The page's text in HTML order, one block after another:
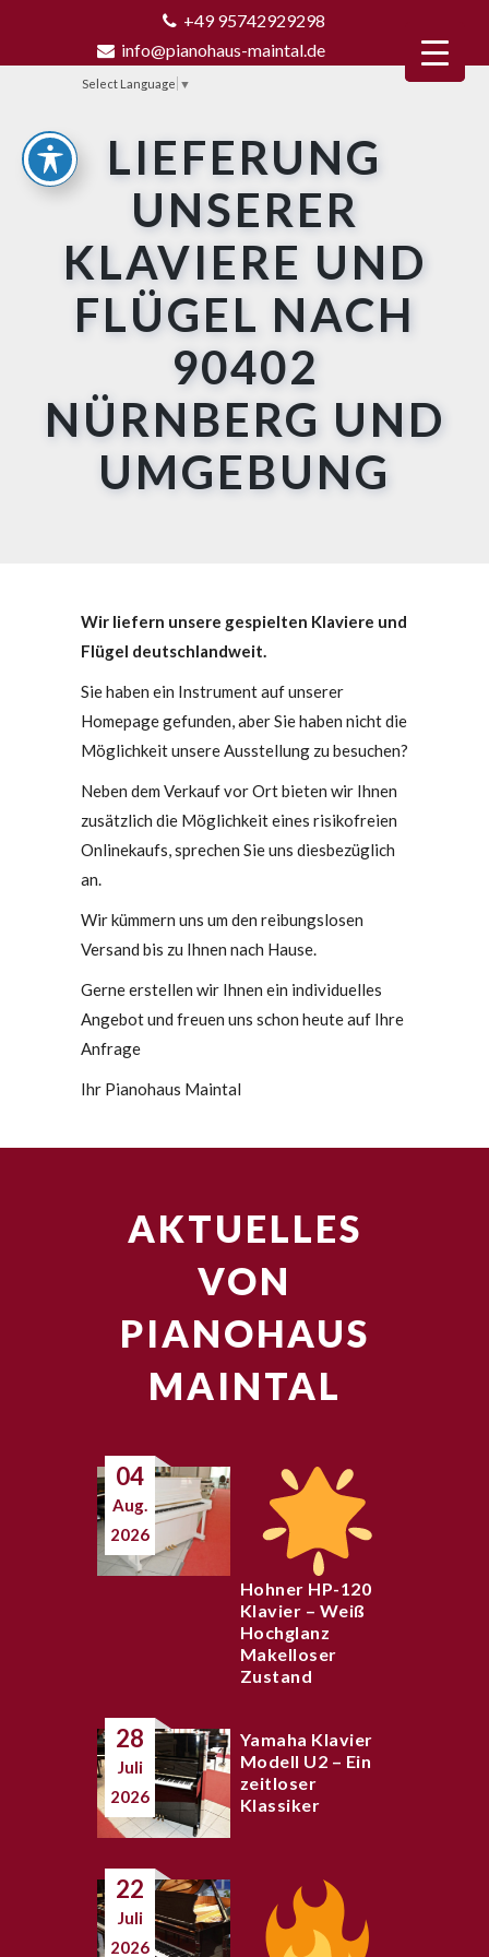
+49 95742929298
info@pianohaus-maintal.de
Select Language ▼
LIEFERUNG
UNSERER
KLAVIERE UND
FLÜGEL NACH
90402
NÜRNBERG UND
UMGEBUNG
Wir liefern unsere gespielten Klaviere und
Flügel deutschlandweit.
Sie haben ein Instrument auf unserer
Homepage gefunden, aber Sie haben nicht die
Möglichkeit unsere Ausstellung zu besuchen?
Neben dem Verkauf vor Ort bieten wir Ihnen
zusätzlich die Möglichkeit eines risikofreien
Onlinekaufs, sprechen Sie uns diesbezüglich
an.
Wir kümmern uns um den reibungslosen
Versand bis zu Ihnen nach Hause.
Gerne erstellen wir Ihnen ein individuelles
Angebot und freuen uns schon heute auf Ihre
Anfrage
Ihr Pianohaus Maintal
AKTUELLES
VON
PIANOHAUS
MAINTAL
04
Aug.
2026
Hohner HP-120
Klavier – Weiß
Hochglanz
Makelloser
Zustand
28
Juli
2026
Yamaha Klavier
Modell U2 – Ein
zeitloser
Klassiker
22
Juli
2026